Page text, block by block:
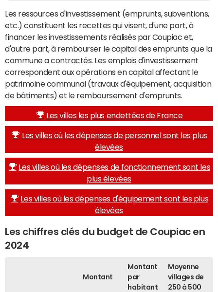
Les ressources d'investissement (emprunts, subventions,
etc.) constituent les recettes qui visent, d'une part, à
financer les investissements réalisés par Coupiac et,
d'autre part, à rembourser le capital des emprunts que la
commune a contractés. Les emplois d'investissement
correspondent aux opérations en capital affectant le
patrimoine communal (travaux d'équipement, acquisition
de bâtiments) et le remboursement d'emprunts.
Les villes les plus endettées de France
Les villes où les dépenses de personnel sont les plus
élevées
Les villes où les dépenses de fonctionnement sont les
plus élevées
Les villes où les dépenses d'équipement sont les plus
élevées
Les chiffres clés du budget de Coupiac en
2024
Montant
Montant
par
habitant
Moyenne
villages de
250 à 500